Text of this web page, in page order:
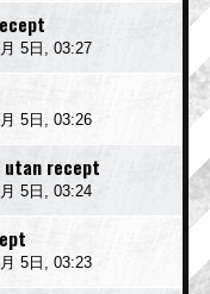
5日, 03:27
5日, 03:26
utan recept
5日, 03:24
5日, 03:23